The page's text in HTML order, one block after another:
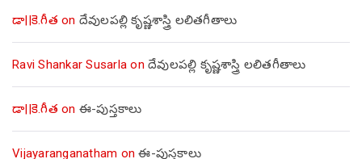
డా||కె.గీత on దేవులపల్లి కృష్ణశాస్త్రి లలితగీతాలు
Ravi Shankar Susarla on దేవులపల్లి కృష్ణశాస్త్రి లలితగీతాలు
డా||కె.గీత on ఈ-పుస్తకాలు
Vijayaranganatham onఈ-పుస్తకాలు